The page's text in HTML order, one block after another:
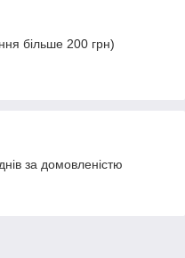
більше 200 грн)
за домовленістю